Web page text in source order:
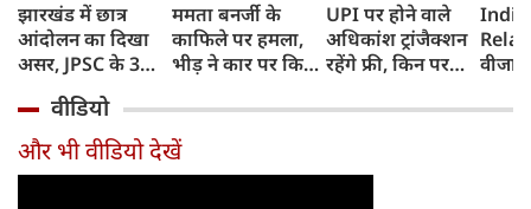
झारखंड में छात्र
आंदोलन का दिखा
असर, JPSC के 3
इस्‍तीफा, प्रदर्शन को
लेकर क्या बोले CM
हेमंत सोरेन?
ममता बनर्जी के
काफिले पर हमला,
भीड़ ने कार पर किया
पुलिस पर लगा यह
आरोप
UPI पर होने वाले
अधिकांश ट्रांजैक्शन
रहेंगे फ्री, किन पर
ने दिया बड़ा अपडेट
वीजा
वीडियो
और भी वीडियो देखें